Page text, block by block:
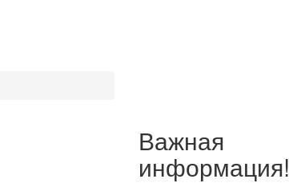
Важная
информация!